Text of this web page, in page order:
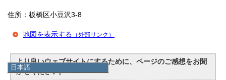
日本語
日本語
住所：板橋区小豆沢3-8
地図を表示する （外部リンク）
より良いウェブサイトにするために、ページのご感想をお聞
かせください。